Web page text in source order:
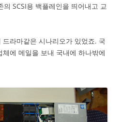
SCSI용 백플레인을 띄어내고 교
라마같은 시나리오가 있었죠. 국
에 메일을 보내 국내에 하나밖에